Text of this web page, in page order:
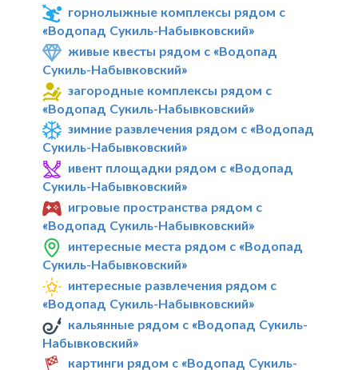
горнолыжные комплексы рядом с
«Водопад Сукиль-Набывковский»
живые квесты рядом с «Водопад
Сукиль-Набывковский»
загородные комплексы рядом с
«Водопад Сукиль-Набывковский»
зимние развлечения рядом с «Водопад
Сукиль-Набывковский»
ивент площадки рядом с «Водопад
Сукиль-Набывковский»
игровые пространства рядом с
«Водопад Сукиль-Набывковский»
интересные места рядом с «Водопад
Сукиль-Набывковский»
интересные развлечения рядом с
«Водопад Сукиль-Набывковский»
кальянные рядом с «Водопад Сукиль-
Набывковский»
картинги рядом с «Водопад Сукиль-